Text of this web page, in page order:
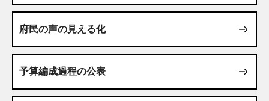
府民の声の見える化
予算編成過程の公表